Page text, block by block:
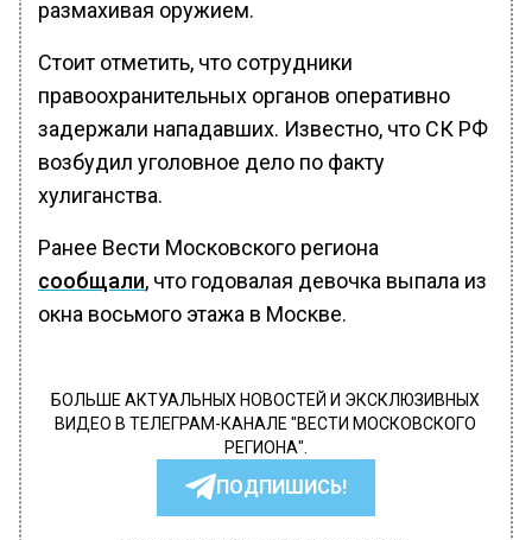
размахивая оружием.
Стоит отметить, что сотрудники
правоохранительных органов оперативно
задержали нападавших. Известно, что СК РФ
возбудил уголовное дело по факту
хулиганства.
Ранее Вести Московского региона
сообщали, что годовалая девочка выпала из
окна восьмого этажа в Москве.
БОЛЬШЕ АКТУАЛЬНЫХ НОВОСТЕЙ И ЭКСКЛЮЗИВНЫХ
ВИДЕО В ТЕЛЕГРАМ-КАНАЛЕ "ВЕСТИ МОСКОВСКОГО
РЕГИОНА".
ПОДПИШИСЬ!